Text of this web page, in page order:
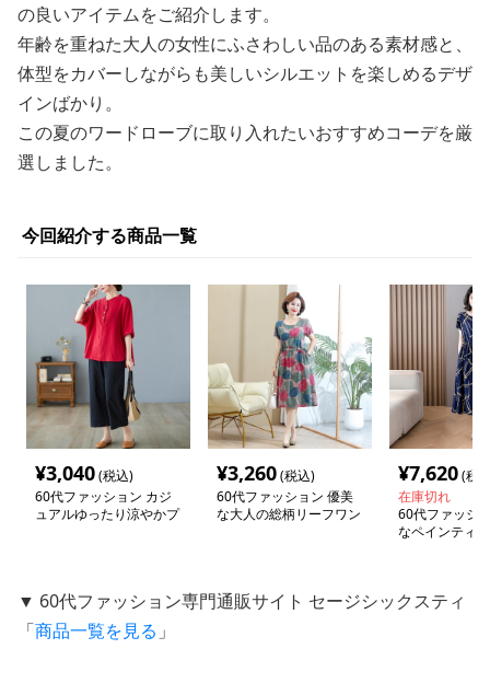
の良いアイテムをご紹介します。
年齢を重ねた大人の女性にふさわしい品のある素材感と、
体型をカバーしながらも美しいシルエットを楽しめるデザ
インばかり。
この夏のワードローブに取り入れたいおすすめコーデを厳
選しました。
今回紹介する商品一覧
¥3,040(税込)
60代ファッション カジ
ュアルゆったり涼やかプ
¥3,260(税込)
60代ファッション 優美
な大人の総柄リーフワン
¥7,620(税
在庫切れ
60代ファッシ
なペインティ
▼ 60代ファッション専門通販サイト セージシックスティ
「商品一覧を見る 」